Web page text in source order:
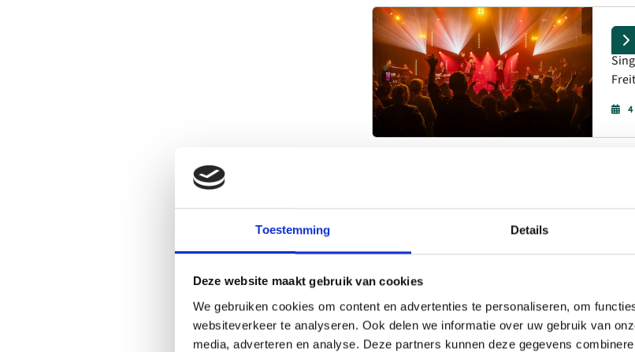
Toestemming Details
Deze website maakt gebruik van cookies
We gebruiken cookies om content en advertenties te personaliseren, om
websiteverkeer te analyseren. Ook delen we informatie over uw gebruik van
media, adverteren en analyse. Deze partners kunnen deze gegevens
The4
5